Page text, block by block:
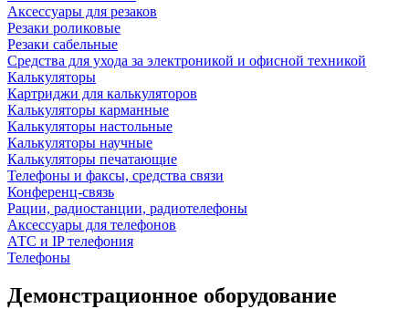
Аксессуары для резаков
Резаки роликовые
Резаки сабельные
Средства для ухода за электроникой и офисной техникой
Калькуляторы
Картриджи для калькуляторов
Калькуляторы карманные
Калькуляторы настольные
Калькуляторы научные
Калькуляторы печатающие
Телефоны и факсы, средства связи
Конференц-связь
Рации, радиостанции, радиотелефоны
Аксессуары для телефонов
АТС и IP телефония
Телефоны
Демонстрационное оборудование